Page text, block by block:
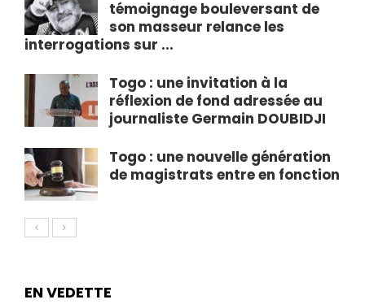
témoignage bouleversant de
son masseur relance les
interrogations sur ...
Togo : une invitation à la
réflexion de fond adressée au
journaliste Germain DOUBIDJI
Togo : une nouvelle génération
de magistrats entre en fonction
EN VEDETTE